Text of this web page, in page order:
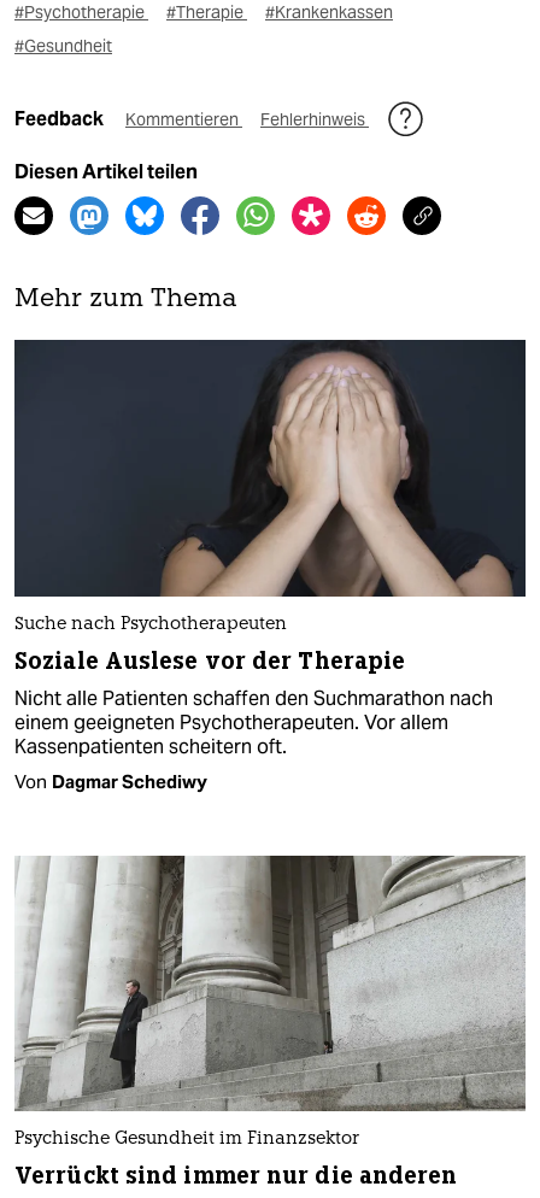
#Psychotherapie #Therapie
#Krankenkassen
#Gesundheit
Feedback Kommentieren Fehlerhinweis
Diesen Artikel teilen
Mehr zum Thema
Suche nach Psychotherapeuten
Soziale Auslese vor der Therapie
Nicht alle Patienten schaffen den Suchmarathon nach
einem geeigneten Psychotherapeuten. Vor allem
Kassenpatienten scheitern oft.
Von Dagmar Schediwy
Psychische Gesundheit im Finanzsektor
Verrückt sind immer nur die anderen